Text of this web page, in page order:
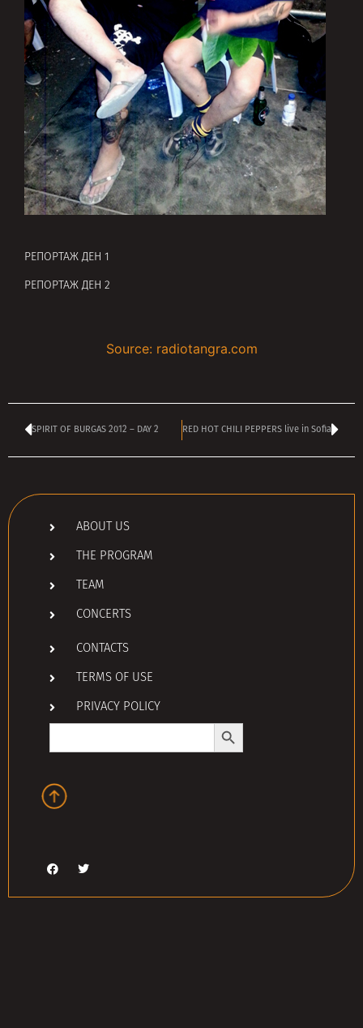
РЕПОРТАЖ ДЕН 1
РЕПОРТАЖ ДЕН 2
Source: radiotangra.com
SPIRIT OF BURGAS 2012 – DAY 2 RED HOT CHILI PEPPERS live in Sofia
ABOUT US
THE PROGRAM
TEAM
CONCERTS
CONTACTS
TERMS OF USE
PRIVACY POLICY
Search
Search Button